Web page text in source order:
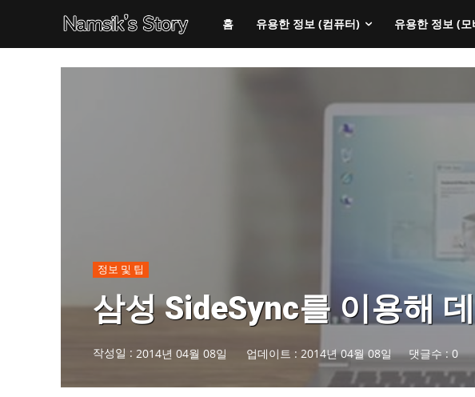
홈 유용한 정보 (컴퓨터) 유용한 정보 (모
정보 및 팁
삼성 SideSync를 이용해
작성일 : 2014년 04월 08일 업데이트 : 2014년 04월 08일 댓글수 :0